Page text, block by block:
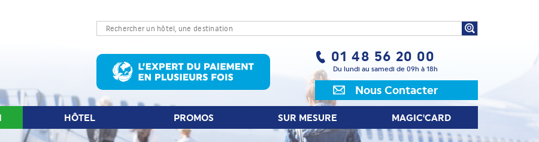
01 48 56 20 00
Du lundi au samedi de 09h à 18h
Nous Contacter
HÔTEL PROMOS SUR MESURE MAGIC'CARD